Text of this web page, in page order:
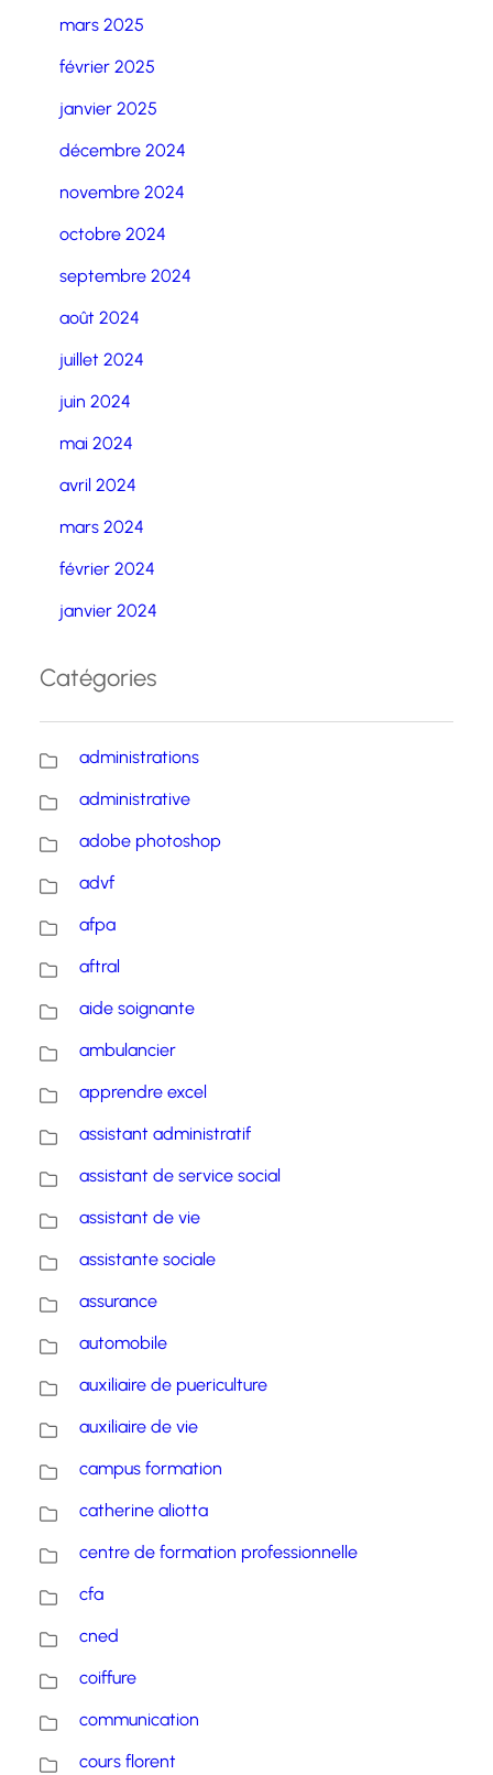
mars 2025
février 2025
janvier 2025
décembre 2024
novembre 2024
octobre 2024
septembre 2024
août 2024
juillet 2024
juin 2024
mai 2024
avril 2024
mars 2024
février 2024
janvier 2024
Catégories
administrations
administrative
adobe photoshop
advf
afpa
aftral
aide soignante
ambulancier
apprendre excel
assistant administratif
assistant de service social
assistant de vie
assistante sociale
assurance
automobile
auxiliaire de puericulture
auxiliaire de vie
campus formation
catherine aliotta
centre de formation professionnelle
cfa
cned
coiffure
communication
cours florent